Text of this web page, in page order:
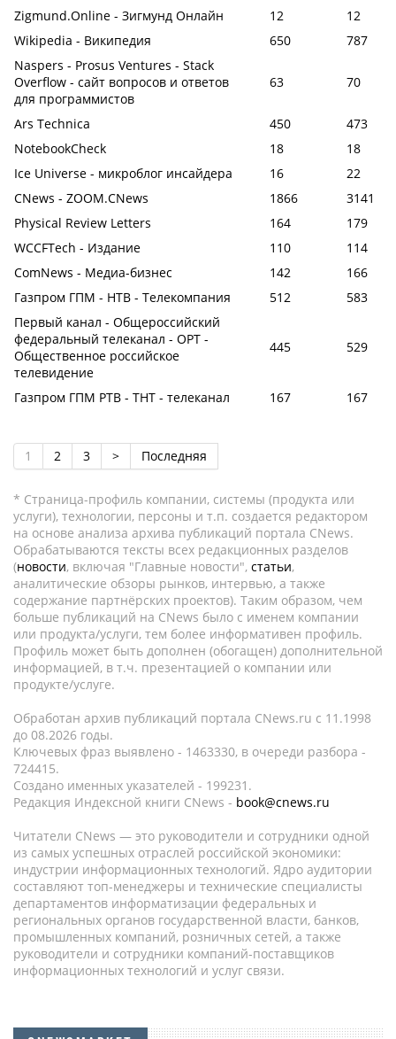
Zigmund.Online - Зигмунд Онлайн
12
12
Wikipedia - Википедия
650
787
Naspers - Prosus Ventures - Stack
Overflow - сайт вопросов и ответов
для программистов
63 70
Ars Technica 450
473
NotebookCheck
18
18
Ice Universe - микроблог инсайдера
16
22
CNews - ZOOM.CNews
1866
3141
Physical Review Letters
164
179
WCCFTech - Издание
110
114
ComNews - Медиа-бизнес
142
166
Газпром ГПМ - НТВ - Телекомпания
512
583
Первый канал - Общероссийский
федеральный телеканал - ОРТ -
Общественное российское
телевидение
445 529
Газпром ГПМ РТВ - ТНТ - телеканал 167 167
1 2 3 > Последняя
* Страница-профиль компании, системы (продукта или
услуги), технологии, персоны и т.п. создается редактором
на основе анализа архива публикаций портала CNews.
Обрабатываются тексты всех редакционных разделов
(новости, включая "Главные новости", статьи,
аналитические обзоры рынков, интервью, а также
содержание партнёрских проектов). Таким образом, чем
больше публикаций на CNews было с именем компании
или продукта/услуги, тем более информативен профиль.
Профиль может быть дополнен (обогащен) дополнительной
информацией, в т.ч. презентацией о компании или
продукте/услуге.
Обработан архив публикаций портала CNews.ru c 11.1998
до 08.2026 годы.
Ключевых фраз выявлено - 1463330, в очереди разбора -
724415.
Создано именных указателей - 199231.
Редакция Индексной книги CNews - book@cnews.ru
Читатели CNews — это руководители и сотрудники одной
из самых успешных отраслей российской экономики:
индустрии информационных технологий. Ядро аудитории
составляют топ-менеджеры и технические специалисты
департаментов информатизации федеральных и
региональных органов государственной власти, банков,
промышленных компаний, розничных сетей, а также
руководители и сотрудники компаний-поставщиков
информационных технологий и услуг связи.